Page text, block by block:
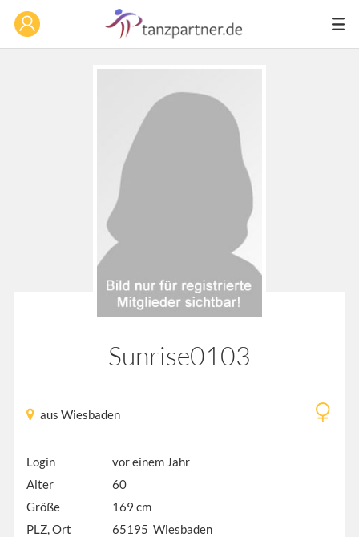
Sunrise0103
aus Wiesbaden
Login
vor einem Jahr
Alter
60
Größe
169 cm
PLZ, Ort
65195 Wiesbaden